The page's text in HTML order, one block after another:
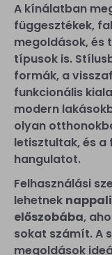
A kínálatban
függesztékek,
megoldások, és
típusok is.
formák, a
funkcionális
modern
olyan
letisztultak, és a
hangulatot.
Felhasználási
lehetnek
előszobába,
sokat számít. A
megoldások